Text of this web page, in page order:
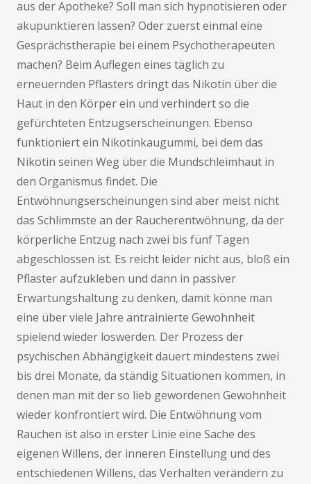
aus der Apotheke? Soll man sich hypnotisieren oder
akupunktieren lassen? Oder zuerst einmal eine
Gesprächstherapie bei einem Psychotherapeuten
machen? Beim Auflegen eines täglich zu
erneuernden Pflasters dringt das Nikotin über die
Haut in den Körper ein und verhindert so die
gefürchteten Entzugserscheinungen. Ebenso
funktioniert ein Nikotinkaugummi, bei dem das
Nikotin seinen Weg über die Mundschleimhaut in
den Organismus findet. Die
Entwöhnungserscheinungen sind aber meist nicht
das Schlimmste an der Raucherentwöhnung, da der
körperliche Entzug nach zwei bis fünf Tagen
abgeschlossen ist. Es reicht leider nicht aus, bloß ein
Pflaster aufzukleben und dann in passiver
Erwartungshaltung zu denken, damit könne man
eine über viele Jahre antrainierte Gewohnheit
spielend wieder loswerden. Der Prozess der
psychischen Abhängigkeit dauert mindestens zwei
bis drei Monate, da ständig Situationen kommen, in
denen man mit der so lieb gewordenen Gewohnheit
wieder konfrontiert wird. Die Entwöhnung vom
Rauchen ist also in erster Linie eine Sache des
eigenen Willens, der inneren Einstellung und des
entschiedenen Willens, das Verhalten verändern zu